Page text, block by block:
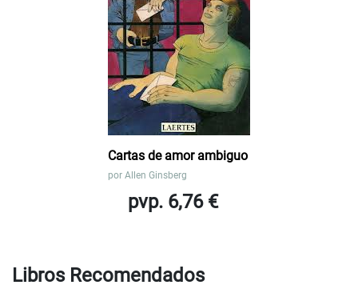
Cartas de amor ambiguo
por Allen Ginsberg
pvp. 6,76 €
Libros Recomendados